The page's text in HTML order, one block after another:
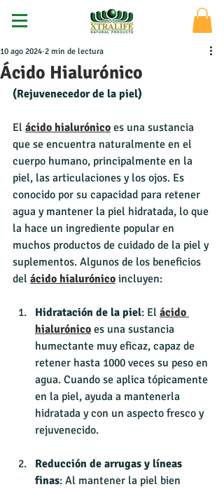
Ácido Hialurónico
10 ago 2024 2 min de lectura
(Rejuvenecedor de la piel)
El ácido hialurónico es una sustancia
que se encuentra naturalmente en el
cuerpo humano, principalmente en la
piel, las articulaciones y los ojos. Es
conocido por su capacidad para retener
agua y mantener la piel hidratada, lo que
la hace un ingrediente popular en
muchos productos de cuidado de la piel y
suplementos. Algunos de los beneficios
del ácido hialurónico incluyen:
Hidratación de la piel: El ácido
hialurónico es una sustancia
humectante muy eficaz, capaz de
retener hasta 1000 veces su peso en
agua. Cuando se aplica tópicamente
en la piel, ayuda a mantenerla
hidratada y con un aspecto fresco y
rejuvenecido.
Reducción de arrugas y líneas
finas: Al mantener la piel bien